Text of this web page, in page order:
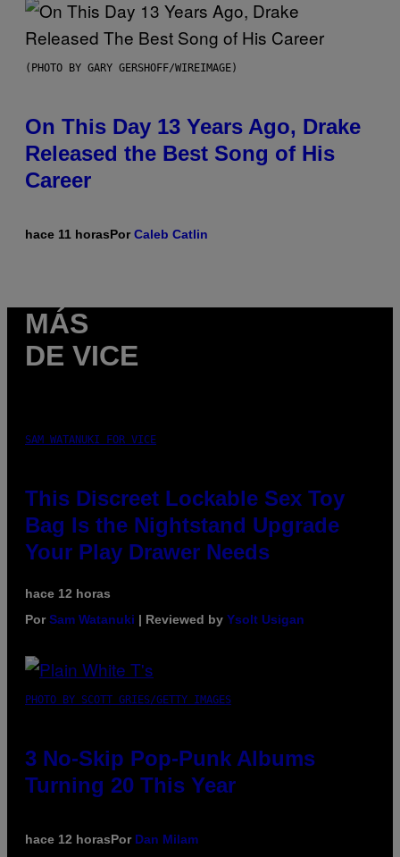
(PHOTO BY GARY GERSHOFF/WIREIMAGE)
On This Day 13 Years Ago, Drake
Released the Best Song of His
Career
hace 11 horasPorCaleb Catlin
MÁS
DE VICE
SAM WATANUKI FOR VICE
This Discreet Lockable Sex Toy
Bag Is the Nightstand Upgrade
Your Play Drawer Needs
hace 12 horas
PorSam Watanuki | Reviewed by Ysolt Usigan
PHOTO BY SCOTT GRIES/GETTY IMAGES
3 No-Skip Pop-Punk Albums
Turning 20 This Year
hace 12 horasPor Dan Milam